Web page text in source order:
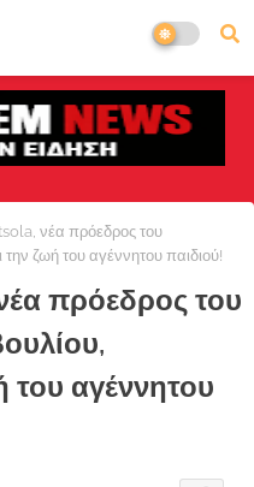
νέα πρόεδρος του
ζωή του αγέννητου παιδιού!
πρόεδρος του
του αγέννητου